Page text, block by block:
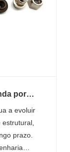
por
a evoluir
prazo.